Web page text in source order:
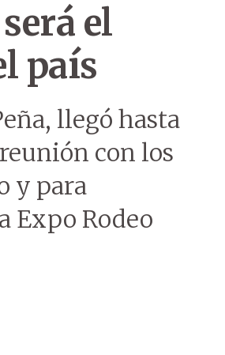
el
país
llegó hasta
con los
y para
Expo Rodeo